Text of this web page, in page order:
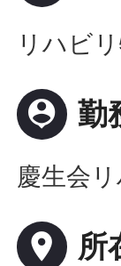
リハビ
person_pin 勤
慶生会
place 所